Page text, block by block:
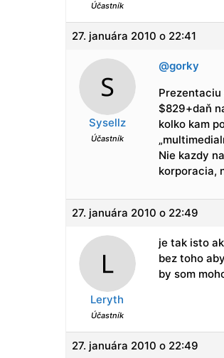
Účastník
27. januára 2010 o 22:41
Sysellz
Účastník
@gorky
Prezentaciu
$829+daň
kolko kam
Nie kazdy
korporacia,
27. januára 2010 o 22:49
Leryth
Účastník
je tak isto
bez toho
by som
27. januára 2010 o 22:49